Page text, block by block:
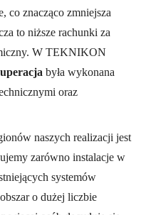
co znacząco zmniejsza
to niższe rachunki za
W TEKNIKON
była wykonana
oraz
naszych realizacji jest
zarówno instalacje w
systemów
o dużej liczbie